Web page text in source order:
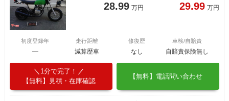
28.99 万円 29.99 万円
初度登録年
―
走行距離
減算歴車
修復歴
なし
車検/自賠責
自賠責保険無し
1分で完了！
【無料】見積・在庫確認
【無料】電話問い合わせ